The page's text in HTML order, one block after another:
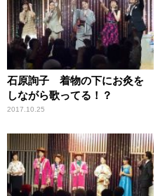
石原詢子 着物の下にお灸を
しながら歌ってる！？
2017.10.25